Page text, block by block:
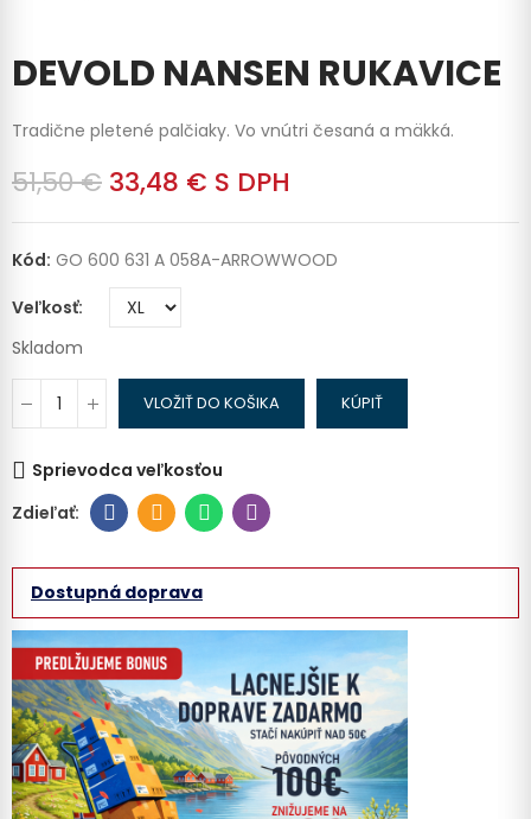
DEVOLD NANSEN RUKAVICE
Tradične pletené palčiaky. Vo vnútri česaná a mäkká.
51,50 € 33,48 € S DPH
Kód: GO 600 631 A 058A-ARROWWOOD
Veľkosť
Skladom
VLOŽIŤ DO KOŠIKA KÚPIŤ
Sprievodca veľkosťou
Dostupná doprava